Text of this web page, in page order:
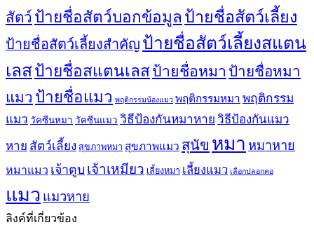
สัตว์ ป้ายชื่อสัตว์บอกข้อมูล ป้ายชื่อสัตว์เลี้ยง
ป้ายชื่อสัตว์เลี้ยงสำคัญ ป้ายชื่อสัตว์เลี้ยงสแตน
เลสป้ายชื่อสแตนเลสป้ายชื่อหมา ป้ายชื่อหมา
แมว ป้ายชื่อแมว พฤติกรรมน้องแมว พฤติกรรมหมา พฤติกรรม
แมว วัคซีนหมา วัคซีนแมว วิธีป้องกันหมาหายวิธีป้องกันแมว
หาย สัตว์เลี้ยง สุขภาพหมา สุขภาพแมว สุนัข หมา หมาหาย
หมาแมว เจ้าตูบ เจ้าเหมียว เลี้ยงหมา เลี้ยงแมว เลือกปลอกคอ
แมว แมวหาย
ลิงค์ที่เกี่ยวข้อง